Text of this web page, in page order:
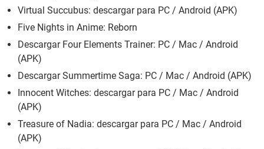
Virtual Succubus: descargar para PC / Android (APK)
Five Nights in Anime: Reborn
Descargar Four Elements Trainer: PC / Mac / Android
(APK)
Descargar Summertime Saga: PC / Mac / Android (APK)
Innocent Witches: descargar para PC / Mac / Android
(APK)
Treasure of Nadia: descargar para PC / Mac / Android
(APK)